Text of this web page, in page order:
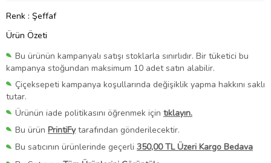
Renk : Şeffaf
Ürün Özeti
Bu ürünün kampanyalı satışı stoklarla sınırlıdır. Bir tüketici bu
kampanya stoğundan maksimum 10 adet satın alabilir.
Çiçeksepeti kampanya koşullarında değişiklik yapma hakkını saklı
tutar.
Ürünün iade politikasını öğrenmek için tıklayın.
Bu ürün PrintiFytarafından gönderilecektir.
Bu satıcının ürünlerinde geçerli 350,00 TL Üzeri Kargo Bedava